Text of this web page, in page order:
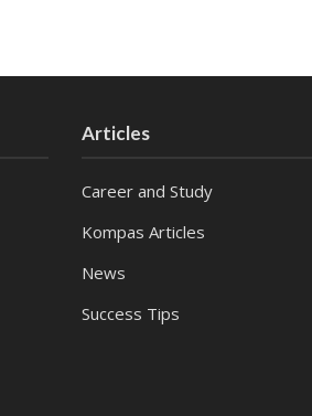
Articles
Career and Study
Kompas Articles
News
Success Tips